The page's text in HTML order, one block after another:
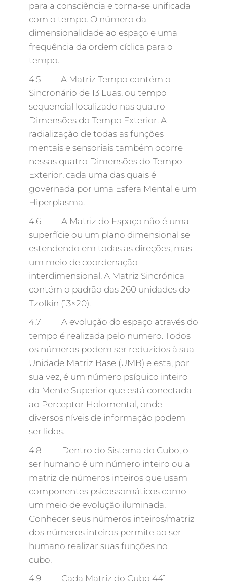
para a consciência e torna-se unificada
com o tempo. O número da
dimensionalidade ao espaço e uma
frequência da ordem cíclica para o
tempo.
4.5 A Matriz Tempo contém o
Sincronário de 13 Luas, ou tempo
sequencial localizado nas quatro
Dimensões do Tempo Exterior. A
radialização de todas as funções
mentais e sensoriais também ocorre
nessas quatro Dimensões do Tempo
Exterior, cada uma das quais é
governada por uma Esfera Mental e um
Hiperplasma.
4.6 A Matriz do Espaço não é uma
superfície ou um plano dimensional se
estendendo em todas as direções, mas
um meio de coordenação
interdimensional. A Matriz Sincrónica
contém o padrão das 260 unidades do
Tzolkin (13×20).
4.7 A evolução do espaço através do
tempo é realizada pelo numero. Todos
os números podem ser reduzidos à sua
Unidade Matriz Base (UMB) e esta, por
sua vez, é um número psíquico inteiro
da Mente Superior que está conectada
ao Perceptor Holomental, onde
diversos níveis de informação podem
ser lidos.
4.8 Dentro do Sistema do Cubo, o
ser humano é um número inteiro ou a
matriz de números inteiros que usam
componentes psicossomáticos como
um meio de evolução iluminada.
Conhecer seus números inteiros/matriz
dos números inteiros permite ao ser
humano realizar suas funções no
cubo.
4.9 Cada Matriz do Cubo 441